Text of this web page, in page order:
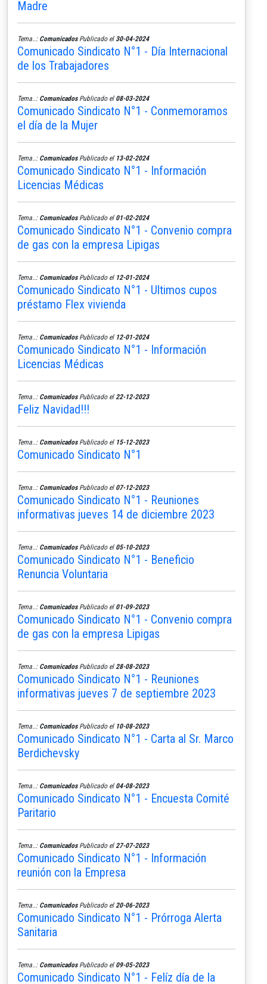
Madre
Tema..: ComunicadosPublicado el 30-04-2024
Comunicado Sindicato N°1 - Día Internacional
de los Trabajadores
Tema..: ComunicadosPublicado el 08-03-2024
Comunicado Sindicato N°1 - Conmemoramos
el día de la Mujer
Tema..: ComunicadosPublicado el 13-02-2024
Comunicado Sindicato N°1 - Información
Licencias Médicas
Tema..: ComunicadosPublicado el 01-02-2024
Comunicado Sindicato N°1 - Convenio compra
de gas con la empresa Lipigas
Tema..: ComunicadosPublicado el 12-01-2024
Comunicado Sindicato N°1 - Ultimos cupos
préstamo Flex vivienda
Tema..: ComunicadosPublicado el 12-01-2024
Comunicado Sindicato N°1 - Información
Licencias Médicas
Tema..: ComunicadosPublicado el 22-12-2023
Feliz Navidad!!!
Tema..: ComunicadosPublicado el 15-12-2023
Comunicado Sindicato N°1
Tema..: ComunicadosPublicado el 07-12-2023
Comunicado Sindicato N°1 - Reuniones
informativas jueves 14 de diciembre 2023
Tema..: ComunicadosPublicado el 05-10-2023
Comunicado Sindicato N°1 - Beneficio
Renuncia Voluntaria
Tema..: ComunicadosPublicado el 01-09-2023
Comunicado Sindicato N°1 - Convenio compra
de gas con la empresa Lipigas
Tema..: ComunicadosPublicado el 28-08-2023
Comunicado Sindicato N°1 - Reuniones
informativas jueves 7 de septiembre 2023
Tema..: ComunicadosPublicado el 10-08-2023
Comunicado Sindicato N°1 - Carta al Sr. Marco
Berdichevsky
Tema..: ComunicadosPublicado el 04-08-2023
Comunicado Sindicato N°1 - Encuesta Comité
Paritario
Tema..: ComunicadosPublicado el 27-07-2023
Comunicado Sindicato N°1 - Información
reunión con la Empresa
Tema..: ComunicadosPublicado el 20-06-2023
Comunicado Sindicato N°1 - Prórroga Alerta
Sanitaria
Tema..: ComunicadosPublicado el 09-05-2023
Comunicado Sindicato N°1 - Felíz día de la